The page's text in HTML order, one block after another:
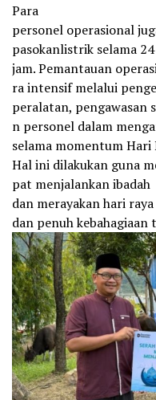
Para
personel operasional
pasokanlistrik selama 24
jam. Pemantauan
ra intensif melalui
peralatan, pengawasan
n personel dalam
selama momentum Hari
Hal ini dilakukan guna
pat menjalankan ibadah
dan merayakan hari
dan penuh